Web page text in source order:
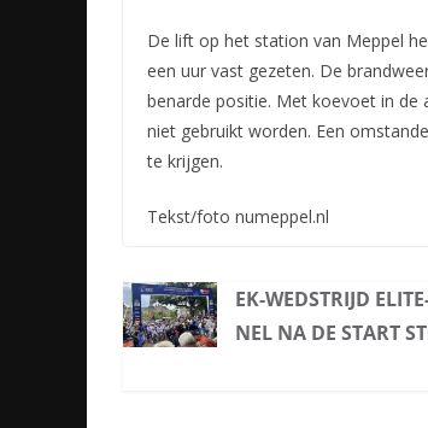
De lift op het station van Meppel
een uur vast gezeten. De
benarde positie. Met koevoet in de
niet gebruikt worden. Een
te krijgen.
Tekst/foto numeppel.nl
EK-WEDSTRIJD
NEL NA DE START